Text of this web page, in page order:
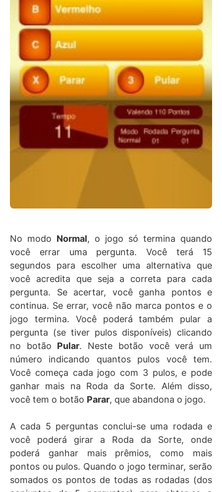
No modo Normal, o jogo só termina quando
você errar uma pergunta. Você terá 15
segundos para escolher uma alternativa que
você acredita que seja a correta para cada
pergunta. Se acertar, você ganha pontos e
continua. Se errar, você não marca pontos e o
jogo termina. Você poderá também pular a
pergunta (se tiver pulos disponíveis) clicando
no botão Pular. Neste botão você verá um
número indicando quantos pulos você tem.
Você começa cada jogo com 3 pulos, e pode
ganhar mais na Roda da Sorte. Além disso,
você tem o botão Parar, que abandona o jogo.
A cada 5 perguntas conclui-se uma rodada e
você poderá girar a Roda da Sorte, onde
poderá ganhar mais prêmios, como mais
pontos ou pulos. Quando o jogo terminar, serão
somados os pontos de todas as rodadas (dos